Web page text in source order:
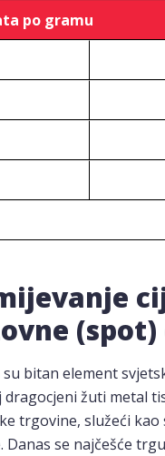
po gramu
su bitan element
dragocjeni žuti metal
trgovine, služeći
Danas se najčešće